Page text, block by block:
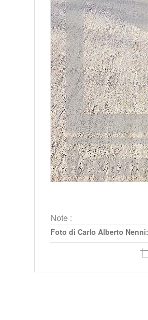
Note :
Foto di Carlo Alberto